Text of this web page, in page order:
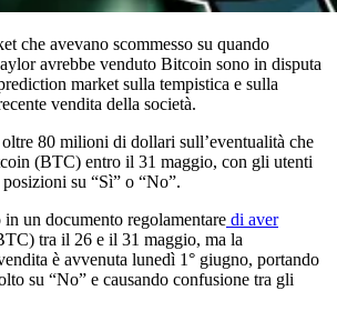
che avevano scommesso su quando
avrebbe venduto Bitcoin sono in disputa
market sulla tempistica e sulla
vendita della società.
oltre 80 milioni di dollari sull’eventualità che
(BTC) entro il 31 maggio, con gli utenti
su “Sì” o “No”.
un documento regolamentare di aver
tra il 26 e il 31 maggio, ma la
è avvenuta lunedì 1° giugno, portando
su “No” e causando confusione tra gli